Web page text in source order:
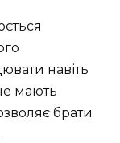
навіть
мають
брати